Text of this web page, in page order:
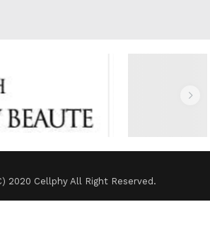
2020 Cellphy All Right Reserved.